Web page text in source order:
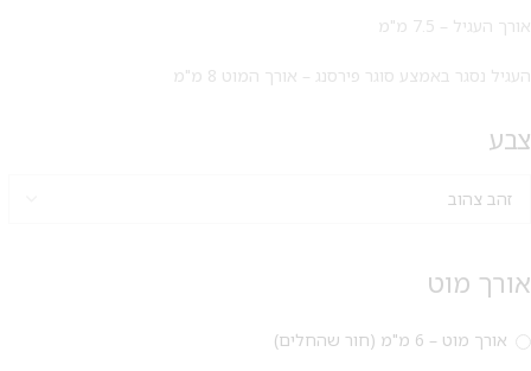
אורך העגיל – 7.5 מ"מ
העגיל נסגר באמצע סוגר פירסנג – אורך המוט 8 מ"מ
צבע
אורך מוט
אורך מוט – 6 מ"מ (חור שהחלים)
מבצע 1+1
על החירור ל-50 הפונות ראשונות